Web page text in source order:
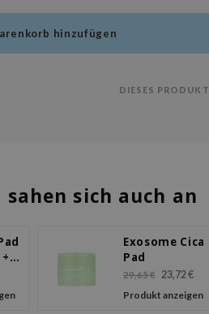
hinzufügen
DIESES
sich auch an
Exosome Cica
Pad
29,65 € 23,72 €
Produkt anzeigen